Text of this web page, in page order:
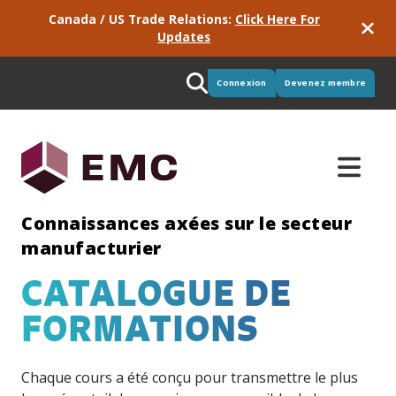
Canada / US Trade Relations: Click Here For
Updates
Connexion Devenez membre
RS & DE
Pour
développer
entreprise
Pouls
de
l’industrie
les
Consortiums
Le
consortium
d’EMC
Rencontrez
EMC
Bienvenue!
avons
Notre
équipe
EMC
équipe
Connaissances axées sur le secteur
manufacturier
CATALOGUE DE
FORMATIONS
Chaque cours a été conçu pour transmettre le plus